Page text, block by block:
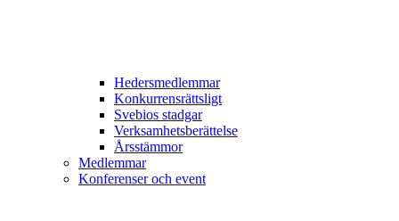
Hedersmedlemmar
Konkurrensrättsligt
Svebios stadgar
Verksamhetsberättelse
Årsstämmor
Medlemmar
Konferenser och event